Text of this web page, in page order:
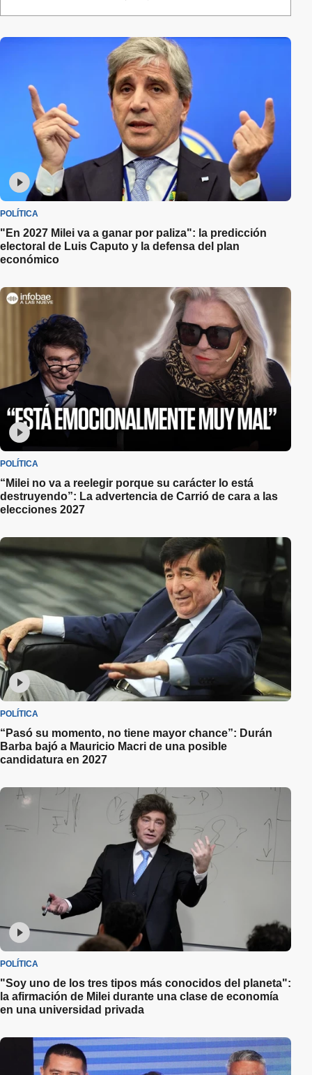
POLÍTICA
"En 2027 Milei va a ganar por paliza": la predicción
electoral de Luis Caputo y la defensa del plan
económico
POLÍTICA
“Milei no va a reelegir porque su carácter lo está
destruyendo”: La advertencia de Carrió de cara a las
elecciones 2027
POLÍTICA
“Pasó su momento, no tiene mayor chance”: Durán
Barba bajó a Mauricio Macri de una posible
candidatura en 2027
POLÍTICA
"Soy uno de los tres tipos más conocidos del planeta":
la afirmación de Milei durante una clase de economía
en una universidad privada